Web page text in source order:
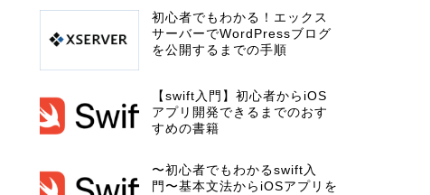
初心者でもわかる！エックス
サーバーでWordPressブログ
を公開するまでの手順
【swift入門】初心者からiOS
アプリ開発できるまでのおす
すめの書籍
〜初心者でもわかるswift入
門〜基本文法からiOSアプリを